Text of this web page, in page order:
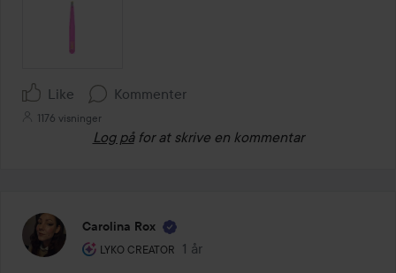
Like Kommenter
1176 visninger
Log på for at skrive en kommentar
Carolina Rox
LYKO CREATOR
Brugerens rolle: Lyko Creator.
1 år
Posten blev oprettet 1 år